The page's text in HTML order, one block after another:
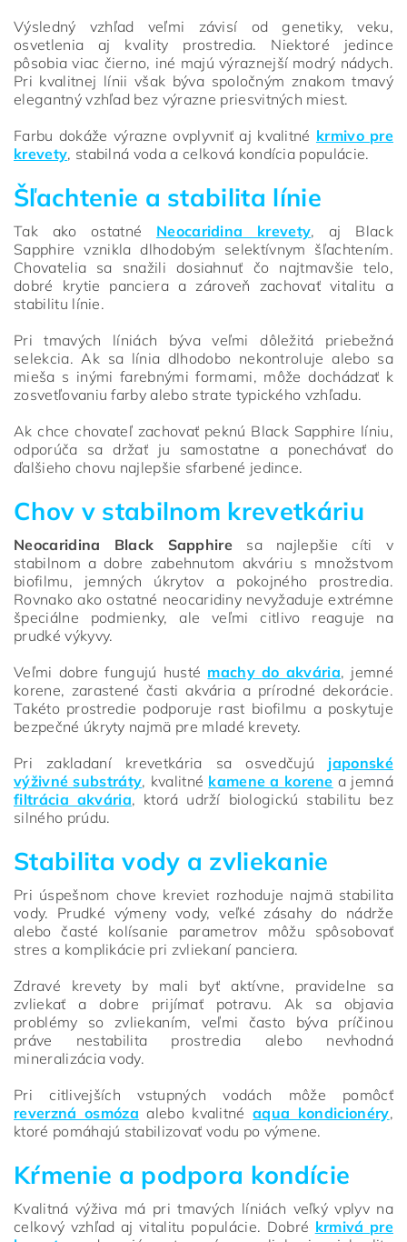
Výsledný vzhľad veľmi závisí od genetiky, veku,
osvetlenia aj kvality prostredia. Niektoré jedince
pôsobia viac čierno, iné majú výraznejší modrý nádych.
Pri kvalitnej línii však býva spoločným znakom tmavý
elegantný vzhľad bez výrazne priesvitných miest.
Farbu dokáže výrazne ovplyvniť aj kvalitné krmivo pre
krevety, stabilná voda a celková kondícia populácie.
Šľachtenie a stabilita línie
Tak ako ostatné Neocaridina krevety, aj Black
Sapphire vznikla dlhodobým selektívnym šľachtením.
Chovatelia sa snažili dosiahnuť čo najtmavšie telo,
dobré krytie panciera a zároveň zachovať vitalitu a
stabilitu línie.
Pri tmavých líniách býva veľmi dôležitá priebežná
selekcia. Ak sa línia dlhodobo nekontroluje alebo sa
mieša s inými farebnými formami, môže dochádzať k
zosvetľovaniu farby alebo strate typického vzhľadu.
Ak chce chovateľ zachovať peknú Black Sapphire líniu,
odporúča sa držať ju samostatne a ponechávať do
ďalšieho chovu najlepšie sfarbené jedince.
Chov v stabilnom krevetkáriu
Neocaridina Black Sapphire sa najlepšie cíti v
stabilnom a dobre zabehnutom akváriu s množstvom
biofilmu, jemných úkrytov a pokojného prostredia.
Rovnako ako ostatné neocaridiny nevyžaduje extrémne
špeciálne podmienky, ale veľmi citlivo reaguje na
prudké výkyvy.
Veľmi dobre fungujú husté machy do akvária, jemné
korene, zarastené časti akvária a prírodné dekorácie.
Takéto prostredie podporuje rast biofilmu a poskytuje
bezpečné úkryty najmä pre mladé krevety.
Pri zakladaní krevetkária sa osvedčujú japonské
výživné substráty, kvalitné kamene a korene a jemná
filtrácia akvária, ktorá udrží biologickú stabilitu bez
silného prúdu.
Stabilita vody a zvliekanie
Pri úspešnom chove kreviet rozhoduje najmä stabilita
vody. Prudké výmeny vody, veľké zásahy do nádrže
alebo časté kolísanie parametrov môžu spôsobovať
stres a komplikácie pri zvliekaní panciera.
Zdravé krevety by mali byť aktívne, pravidelne sa
zvliekať a dobre prijímať potravu. Ak sa objavia
problémy so zvliekaním, veľmi často býva príčinou
práve nestabilita prostredia alebo nevhodná
mineralizácia vody.
Pri citlivejších vstupných vodách môže pomôcť
reverzná osmóza alebo kvalitnéaqua kondicionéry,
ktoré pomáhajú stabilizovať vodu po výmene.
Kŕmenie a podpora kondície
Kvalitná výživa má pri tmavých líniách veľký vplyv na
celkový vzhľad aj vitalitu populácie. Dobré krmivá pre